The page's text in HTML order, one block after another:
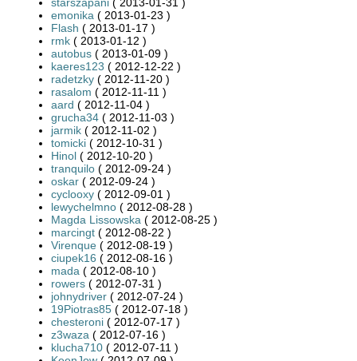
emonika ( 2013-01-23 )
Flash ( 2013-01-17 )
rmk ( 2013-01-12 )
autobus ( 2013-01-09 )
kaeres123 ( 2012-12-22 )
radetzky ( 2012-11-20 )
rasalom ( 2012-11-11 )
aard ( 2012-11-04 )
grucha34 ( 2012-11-03 )
jarmik ( 2012-11-02 )
tomicki ( 2012-10-31 )
Hinol ( 2012-10-20 )
tranquilo ( 2012-09-24 )
oskar ( 2012-09-24 )
cyclooxy ( 2012-09-01 )
lewychelmno ( 2012-08-28 )
Magda Lissowska ( 2012-08-25 )
marcingt ( 2012-08-22 )
Virenque ( 2012-08-19 )
ciupek16 ( 2012-08-16 )
mada ( 2012-08-10 )
rowers ( 2012-07-31 )
johnydriver ( 2012-07-24 )
19Piotras85 ( 2012-07-18 )
chesteroni ( 2012-07-17 )
z3waza ( 2012-07-16 )
klucha710 ( 2012-07-11 )